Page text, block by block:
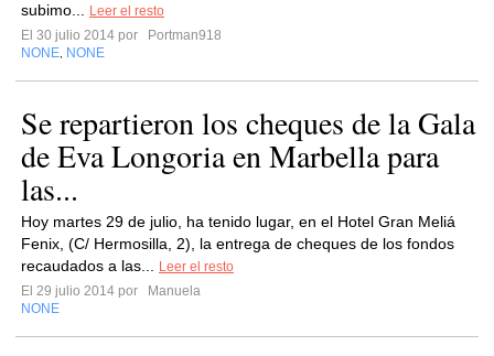
subimo...
Leer el resto
El 30 julio 2014 por
Portman918
NONE NONE
Se repartieron los cheques de la Gala
de Eva Longoria en Marbella para
las...
Hoy martes 29 de julio, ha tenido lugar, en el Hotel Gran Meliá
Fenix, (C/ Hermosilla, 2), la entrega de cheques de los fondos
recaudados a las...
Leer el resto
El 29 julio 2014 por
Manuela
NONE